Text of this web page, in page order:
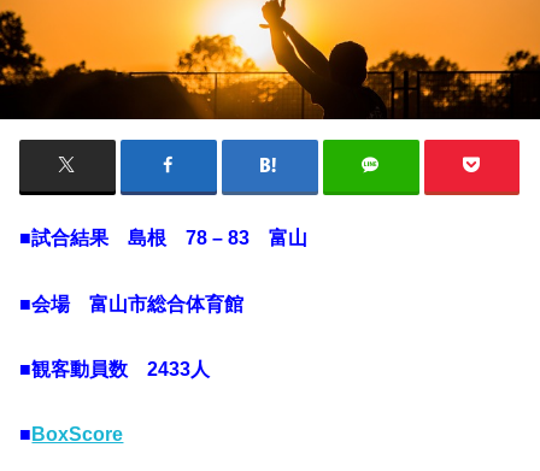
■試合結果 島根 78 – 83 富山
■会場 富山市総合体育館
■観客動員数 2433人
■ BoxScore